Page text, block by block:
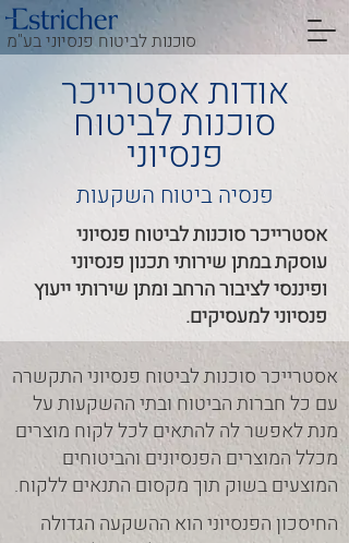
סוכנות לביטוח פנסיוני בע"מ
אודות אסטרייכר
סוכנות לביטוח
פנסיוני
פנסיה ביטוח השקעות
אסטרייכר סוכנות לביטוח פנסיוני
עוסקת במתן שירותי תכנון פנסיוני
ופיננסי לציבור הרחב ומתן שירותי ייעוץ
פנסיוני למעסיקים.
אסטרייכר סוכנות לביטוח פנסיוני התקשרה
עם כל חברות הביטוח ובתי ההשקעות על
מנת לאפשר לה להתאים לכל לקוח מוצרים
מכלל המוצרים הפנסיונים והביטוחים
המוצעים בשוק תוך מקסום התנאים ללקוח.
החיסכון הפנסיוני הוא ההשקעה הגדולה